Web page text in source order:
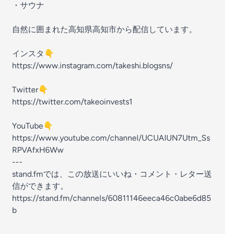
・サウナ
自然に囲まれた高知県高知市から配信しています。
インスタ👇
https://www.instagram.com/takeshi.blogsns/
Twitter👇
https://twitter.com/takeoinvests1
YouTube👇
https://www.youtube.com/channel/UCUAIUN7Utm_Ss
RPVAfxH6Ww
---
stand.fmでは、この放送にいいね・コメント・レター送
信ができます。
https://stand.fm/channels/60811146eeca46c0abe6d85
b